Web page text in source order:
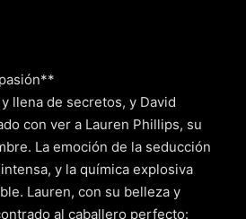
llena de secretos, y David
con ver a Lauren Phillips, su
La emoción de la seducción
y la química explosiva
Lauren, con su belleza y
al caballero perfecto: